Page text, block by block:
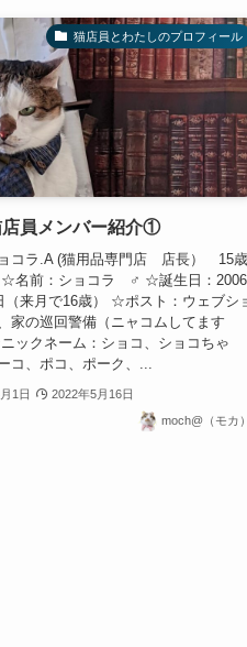
猫店員とわたしのプロフィール
店員メンバー紹介①
コラ.A (猫用品専門店 店長） 15歳
☆名前：ショコラ ♂ ☆誕生日：2006
（来月で16歳） ☆ポスト：ウェブシ
家の巡回警備（ニャコムしてます
ックネーム：ショコ、ショコちゃ
コ、ポコ、ポーク、...
1日 2022年5月16日
moch@（モカ）